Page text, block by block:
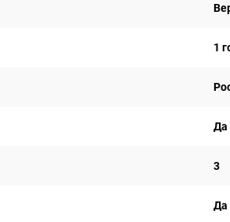
1
Да
3
Да